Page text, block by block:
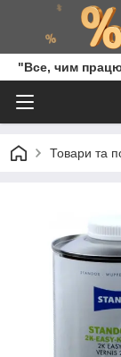
"Все, чим
Товари та